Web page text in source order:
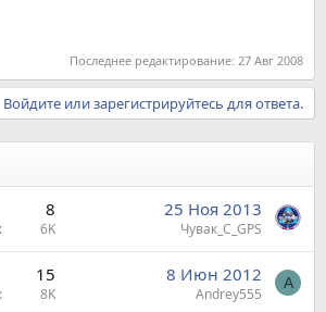
Последнее редактирование: 27 Авг 2008
Войдите или зарегистрируйтесь для ответа.
8
6K
25 Ноя 2013
Чувак_С_GPS
15
8K
8 Июн 2012
Andrey555
A